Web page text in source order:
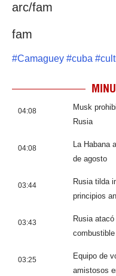
arc/fam
fam
#Camaguey #cuba #
04:08
Musk
Rusia
04:08
La Habana
de agosto
03:44
Rusia tilda
principios
03:43
Rusia
03:25
Equipo de
amistosos